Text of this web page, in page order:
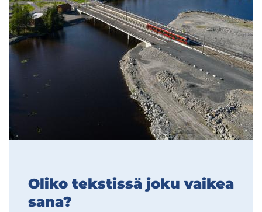
Oliko teks­tis­sä joku vai­kea
sana?